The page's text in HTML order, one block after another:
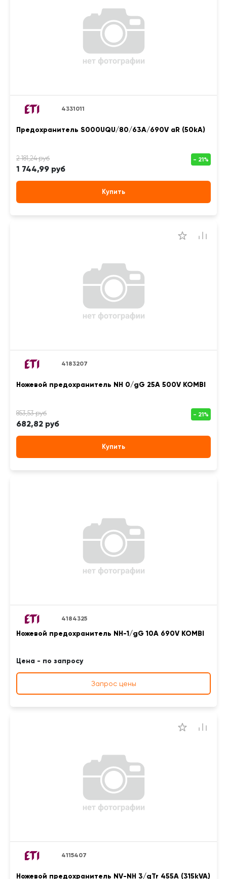
4331011
Предохранитель S000UQU/80/63A/690V aR (50kA)
1 744,99 руб
Купить
4183207
Ножевой предохранитель NH 0/gG 25A 500V KOMBI
682,82 руб
Купить
4184325
Ножевой предохранитель NH-1/gG 10A 690V KOMBI
Цена - по запросу
Запрос цены
4115407
Ножевой предохранитель NV-NH 3/gTr 455A (315kVA)